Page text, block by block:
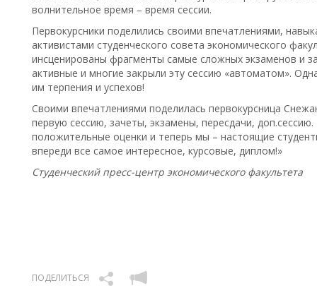
волнительное время – время сессии.
Первокурсники поделились своими впечатлениями,
активистами студенческого совета экономического
инсценированы фрагменты самые сложных экзаменов и
активные и многие закрыли эту сессию «автоматом».
им терпения и успехов!
Своими впечатлениями поделилась первокурсница
первую сессию, зачеты, экзамены, пересдачи,
положительные оценки и теперь мы – настоящие
впереди все самое интересное, курсовые, диплом!»
Студенческий пресс-центр экономического факультета
ПОДЕЛИТЬСЯ